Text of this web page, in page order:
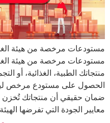
مستودعات مرخصة من هيئة
مستودعات مرخصة من هيئة
منتجاتك الطبية، الغذائية، أو
الحصول على مستودع مرخص
ضمان حقيقي أن منتجاتك تُخزن
معايير الجودة التي تفرضها